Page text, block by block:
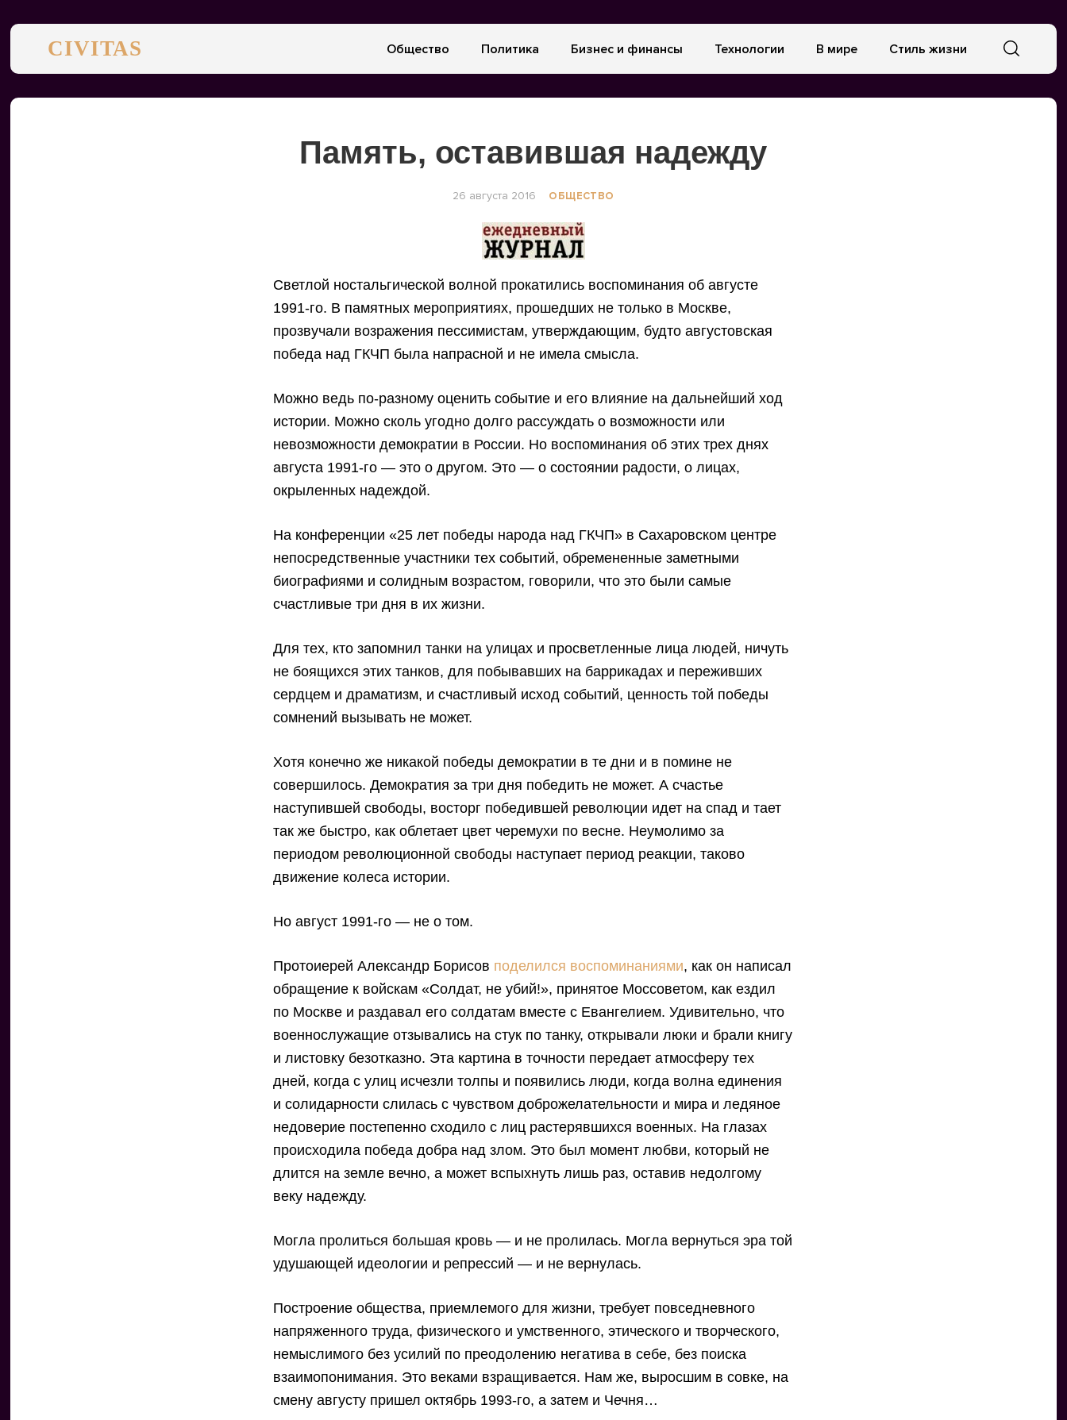
CIVITAS Общество Политика Бизнес и финансы Технологии В мире Стиль жизни
Память, оставившая надежду
26 августа 2016 ОБЩЕСТВО
Светлой ностальгической волной прокатились воспоминания об августе
1991-го. В памятных мероприятиях, прошедших не только в Москве,
прозвучали возражения пессимистам, утверждающим, будто августовская
победа над ГКЧП была напрасной и не имела смысла.
Можно ведь по-разному оценить событие и его влияние на дальнейший ход
истории. Можно сколь угодно долго рассуждать о возможности или
невозможности демократии в России. Но воспоминания об этих трех днях
августа 1991-го — это о другом. Это — о состоянии радости, о лицах,
окрыленных надеждой.
На конференции «25 лет победы народа над ГКЧП» в Сахаровском центре
непосредственные участники тех событий, обремененные заметными
биографиями и солидным возрастом, говорили, что это были самые
счастливые три дня в их жизни.
Для тех, кто запомнил танки на улицах и просветленные лица людей, ничуть
не боящихся этих танков, для побывавших на баррикадах и переживших
сердцем и драматизм, и счастливый исход событий, ценность той победы
сомнений вызывать не может.
Хотя конечно же никакой победы демократии в те дни и в помине не
совершилось. Демократия за три дня победить не может. А счастье
наступившей свободы, восторг победившей революции идет на спад и тает
так же быстро, как облетает цвет черемухи по весне. Неумолимо за
периодом революционной свободы наступает период реакции, таково
движение колеса истории.
Но август 1991-го — не о том.
Протоиерей Александр Борисов поделился воспоминаниями, как он написал
обращение к войскам «Солдат, не убий!», принятое Моссоветом, как ездил
по Москве и раздавал его солдатам вместе с Евангелием. Удивительно, что
военнослужащие отзывались на стук по танку, открывали люки и брали книгу
и листовку безотказно. Эта картина в точности передает атмосферу тех
дней, когда с улиц исчезли толпы и появились люди, когда волна единения
и солидарности слилась с чувством доброжелательности и мира и ледяное
недоверие постепенно сходило с лиц растерявшихся военных. На глазах
происходила победа добра над злом. Это был момент любви, который не
длится на земле вечно, а может вспыхнуть лишь раз, оставив недолгому
веку надежду.
Могла пролиться большая кровь — и не пролилась. Могла вернуться эра той
удушающей идеологии и репрессий — и не вернулась.
Построение общества, приемлемого для жизни, требует повседневного
напряженного труда, физического и умственного, этического и творческого,
немыслимого без усилий по преодолению негатива в себе, без поиска
взаимопонимания. Это веками взращивается. Нам же, выросшим в совке, на
смену августу пришел октябрь 1993-го, а затем и Чечня…